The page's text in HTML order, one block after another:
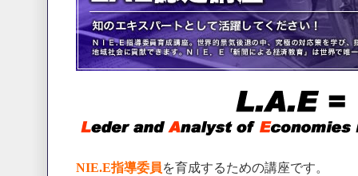
NIE.E指導委員を育成するための講座です。